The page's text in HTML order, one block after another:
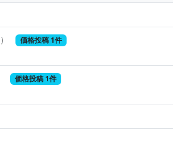
） 価格投稿 1件
価格投稿 1件